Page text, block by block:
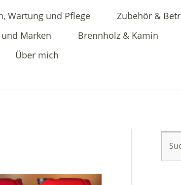
Wartung und Pflege
Zubehör &
Marken Brennholz & Kamin
Über mich